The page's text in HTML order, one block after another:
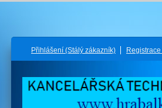
Přihlášení (Stálý zákazník) Registrace